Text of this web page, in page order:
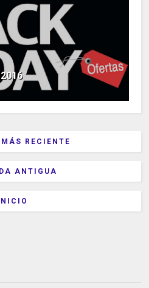
RECIENTE
ANTIGUA